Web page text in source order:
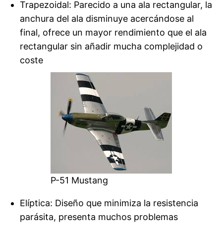
Trapezoidal: Parecido a una ala rectangular, la
anchura del ala disminuye acercándose al
final, ofrece un mayor rendimiento que el ala
rectangular sin añadir mucha complejidad o
coste
P-51 Mustang
Elíptica: Diseño que minimiza la resistencia
parásita, presenta muchos problemas